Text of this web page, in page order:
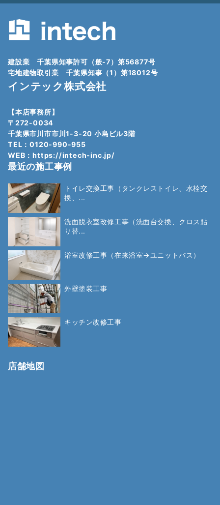
建設業 千葉県知事許可（般-7）第56877号
宅地建物取引業 千葉県知事（1）第18012号
インテック株式会社
【本店事務所】
〒272-0034
千葉県市川市市川1-3-20 小島ビル3階
TEL：0120-990-955
WEB：https://intech-inc.jp/
最近の施工事例
トイレ交換工事（タンクレストイレ、水栓交
換、...
洗面脱衣室改修工事（洗面台交換、クロス貼
り替...
浴室改修工事（在来浴室→ユニットバス）
外壁塗装工事
キッチン改修工事
店舗地図